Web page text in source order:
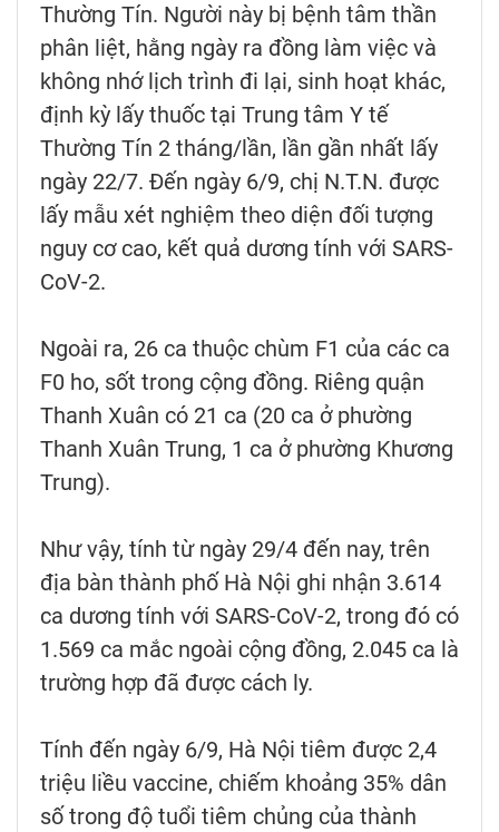
Thường Tín. Người này bị bệnh tâm thần
phân liệt, hằng ngày ra đồng làm việc và
không nhớ lịch trình đi lại, sinh hoạt khác,
định kỳ lấy thuốc tại Trung tâm Y tế
Thường Tín 2 tháng/lần, lần gần nhất lấy
ngày 22/7. Đến ngày 6/9, chị N.T.N. được
lấy mẫu xét nghiệm theo diện đối tượng
nguy cơ cao, kết quả dương tính với SARS-
CoV-2.
Ngoài ra, 26 ca thuộc chùm F1 của các ca
F0 ho, sốt trong cộng đồng. Riêng quận
Thanh Xuân có 21 ca (20 ca ở phường
Thanh Xuân Trung, 1 ca ở phường Khương
Trung).
Như vậy, tính từ ngày 29/4 đến nay, trên
địa bàn thành phố Hà Nội ghi nhận 3.614
ca dương tính với SARS-CoV-2, trong đó có
1.569 ca mắc ngoài cộng đồng, 2.045 ca là
trường hợp đã được cách ly.
Tính đến ngày 6/9, Hà Nội tiêm được 2,4
triệu liều vaccine, chiếm khoảng 35% dân
số trong độ tuổi tiêm chủng của thành